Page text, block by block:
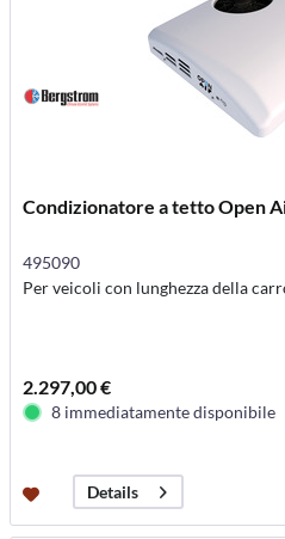
Condizionatore a tetto Open
495090
Per veicoli con lunghezza della
2.297,00 €
8 immediatamente disponibile
Details